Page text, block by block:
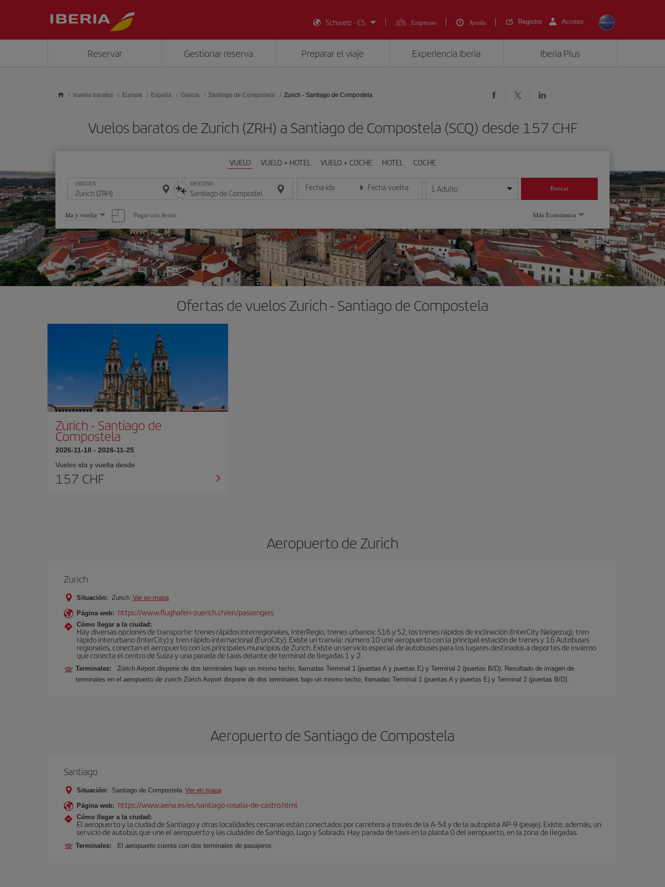
Schweiz - ES
Empresas Ayuda Registro Acceso
Reservar Gestionar reserva Preparar el viaje Experiencia Iberia Iberia Plus
Vuelos baratos Europa España Galicia Santiago de Compostela Zurich - Santiago de Compostela
Vuelos baratos de Zurich (ZRH) a Santiago de Compostela (SCQ) desde 157 CHF
VUELO VUELO + HOTEL VUELO + COCHE HOTEL COCHE
ORIGEN DESTINO Fecha ida
Introduce la fecha en formato día/mes/año
Fecha vuelta
Introduce la fecha en formato día/mes/año
1 Adulto Buscar
Seleccione
una
opción
Ida y vuelta Pagar con Avios Más Económica
Ofertas de vuelos Zurich - Santiago de Compostela
Zurich - Santiago de
Compostela
2026-11-18 - 2026-11-25
Vuelos ida y vuelta desde
157 CHF
Aeropuerto de Zurich
Zurich
Situación: Zurich Ver en mapa
Página web: https://www.flughafen-zuerich.ch/en/passengers
Cómo llegar a la ciudad:
Hay diversas opciones de transporte: trenes rápidos interregionales, InterRegio, trenes urbanos: S16 y S2, los trenes rápidos de inclinación (InterCity Neigezug), tren
rápido interurbano (InterCity) y tren rápido internacional (EuroCity). Existe un tranvía: número 10 une aeropuerto con la principal estación de trenes y 16 Autobuses
regionales, conectan el aeropuerto con los principales municipios de Zurich. Existe un servicio especial de autobuses para los lugares destinados a deportes de invierno
que conecta el centro de Suiza y una parada de taxis delante de terminal de llegadas 1 y 2.
Terminales:
Zúrich Airport dispone de dos terminales bajo un mismo techo, llamadas Terminal 1 (puertas A y puertas E) y Terminal 2 (puertas B/D). Resultado de imagen de
terminales en el aeropuerto de zurich Zúrich Airport dispone de dos terminales bajo un mismo techo, llamadas Terminal 1 (puertas A y puertas E) y Terminal 2 (puertas B/D).
Aeropuerto de Santiago de Compostela
Santiago
Situación: Santiago de Compostela Ver en mapa
Página web: https://www.aena.es/es/santiago-rosalia-de-castro.html
Cómo llegar a la ciudad:
El aeropuerto y la ciudad de Santiago y otras localidades cercanas están conectados por carretera a través de la A-54 y de la autopista AP-9 (peaje). Existe, además, un
servicio de autobús que une el aeropuerto y las ciudades de Santiago, Lugo y Sobrado. Hay parada de taxis en la planta 0 del aeropuerto, en la zona de llegadas.
Terminales: El aeropuerto cuenta con dos terminales de pasajeros.